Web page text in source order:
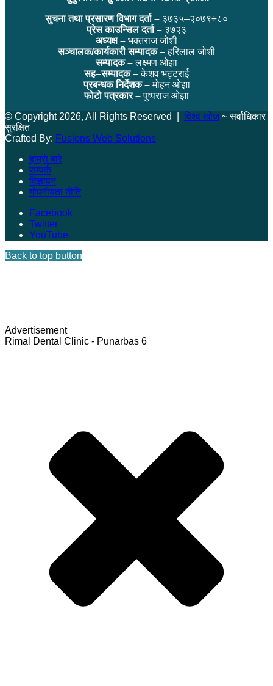
सुचना तथा प्रसारण विभाग दर्ता – ३७३५–२०७९÷८०
प्रेस काउन्सिल दर्ता – ३७२३
अध्यक्ष – भक्तराज जोशी
सञ्चालक/कार्यकारी सम्पादक –हरिलाल जोशी
सम्पादक –लक्ष्मण ओझा
सह–सम्पादक –केशव भट्टराई
प्रबन्धक निर्देशक –मोहन ओझा
फोटो पत्रकार –पुष्पराज ओझा
© Copyright 2026, All Rights Reserved | विश्व खोज~ सर्वाधिकार
सुरक्षित
Crafted By: Fusions Web Solutions
हाम्रो बारे
सम्पर्क
विज्ञापन
गोपनीयता नीति
Facebook
Twitter
YouTube
Back to top button
Advertisement
Rimal Dental Clinic - Punarbas 6